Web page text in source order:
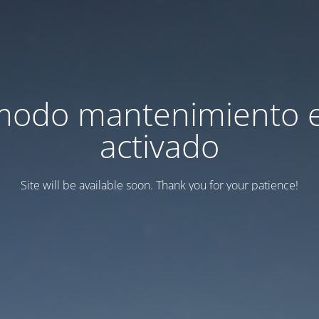
mantenimiento
activado
Site will be available soon. Thank you for your patience!